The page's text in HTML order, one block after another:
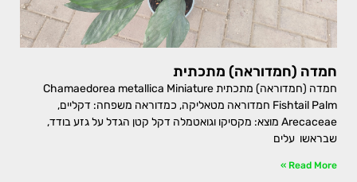
חמדה (חמדוראה) מתכתית
חמדה (חמדוראה) מתכתית Chamaedorea metallica Miniature
Fishtail Palm חמדוראה מטאליקה, כמדוראה משפחה: דקליים,
Arecaceae מוצא: מקסיקו וגואטמלה דקל קטן הגדל על גזע בודד,
שבראשו עלים
Read More »